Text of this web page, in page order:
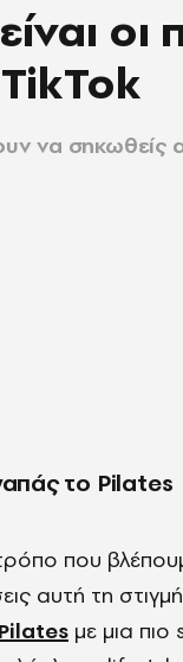
οι
να σηκωθείς
το Pilates
που
αυτή τη στιγμή
Pilates με μια πιο